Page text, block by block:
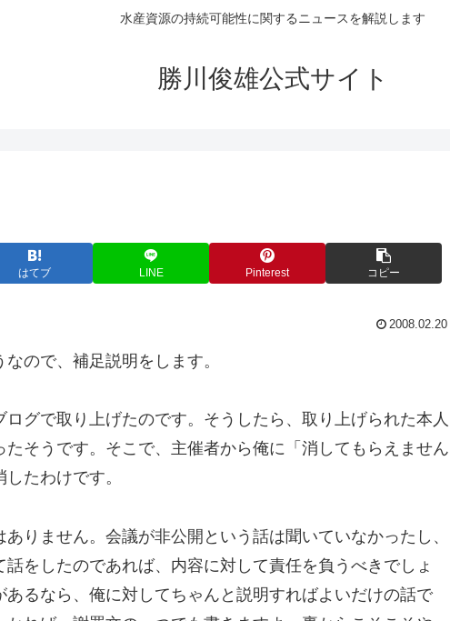
水産資源の持続可能性に関するニュースを解説します
勝川俊雄公式サイト
はてブ LINE Pinterest コピー
2008.02.20
ので、補足説明をします。
グで取り上げたのです。そうしたら、取り上げられた本人
そうです。そこで、主催者から俺に「消してもらえません
たわけです。
りません。会議が非公開という話は聞いていなかったし、
をしたのであれば、内容に対して責任を負うべきでしょ
るなら、俺に対してちゃんと説明すればよいだけの話で